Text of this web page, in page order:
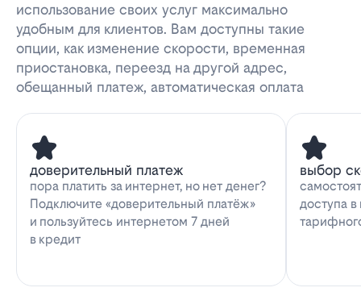
использование своих услуг максимально
удобным для клиентов. Вам доступны такие
опции, как изменение скорости, временная
приостановка, переезд на другой адрес,
обещанный платеж, автоматическая оплата
доверительный платеж
пора платить за интернет, но нет денег?
Подключите «доверительный платёж»
и пользуйтесь интернетом 7 дней
в кредит
выбор
доступа